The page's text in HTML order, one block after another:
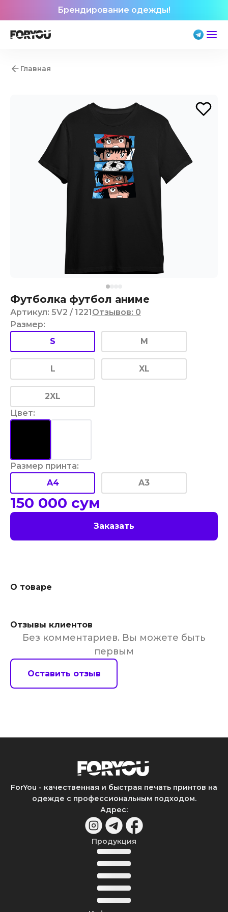
Брендирование одежды!
Главная
Футболка футбол аниме
Артикул: 5V2 / 1221Отзывов: 0
Размер:
S
M
L XL
2XL
Цвет:
Размер принта:
A4
A3
150 000 сум
Заказать
О товаре
Отзывы клиентов
Без комментариев. Вы можете быть
первым
Оставить отзыв
ForYou - качественная и быстрая печать принтов на
одежде с профессиональным подходом.
Адрес:
Продукция